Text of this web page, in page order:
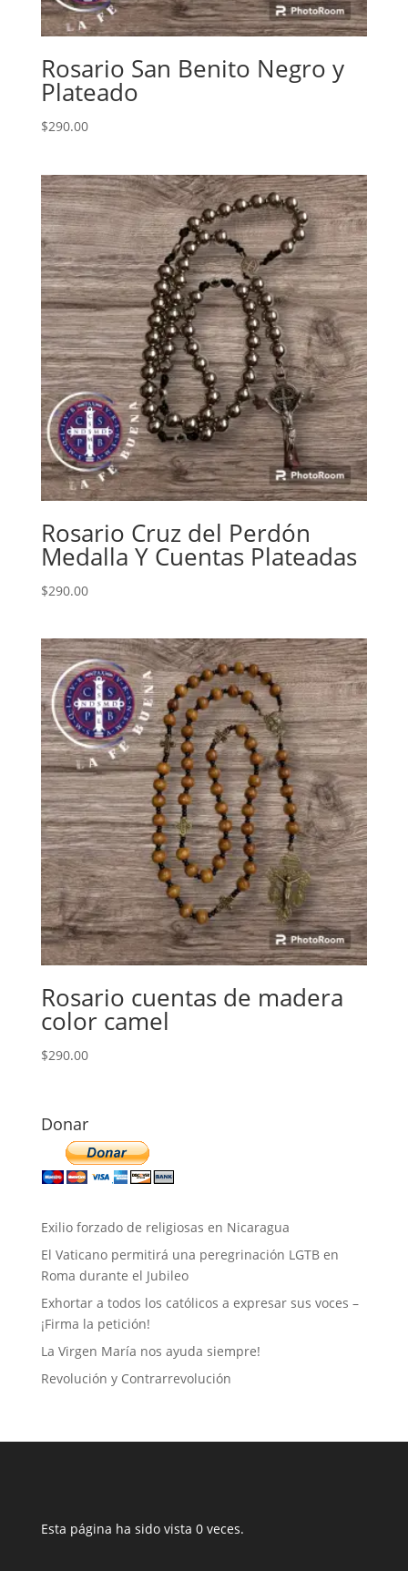
Rosario San Benito Negro y
Plateado
$290.00
Rosario Cruz del Perdón
Medalla Y Cuentas Plateadas
$290.00
Rosario cuentas de madera
color camel
$290.00
Donar
Exilio forzado de religiosas en Nicaragua
El Vaticano permitirá una peregrinación LGTB en
Roma durante el Jubileo
Exhortar a todos los católicos a expresar sus voces –
¡Firma la petición!
La Virgen María nos ayuda siempre!
Revolución y Contrarrevolución
Esta página ha sido vista 0 veces.